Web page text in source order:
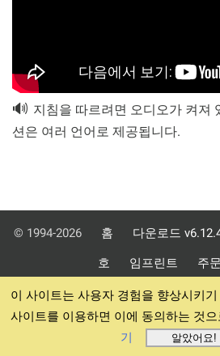
🔊 지침을 따르려면 오디오가 켜져
션은 여러 언어로 제공됩니다.
© 1994-2026 홈 다운로드
호 임프린트 주
이 사이트는 사용자 경험을 향상시키
사이트를 이용하면 이에 동의하는 것
기
알았어요!